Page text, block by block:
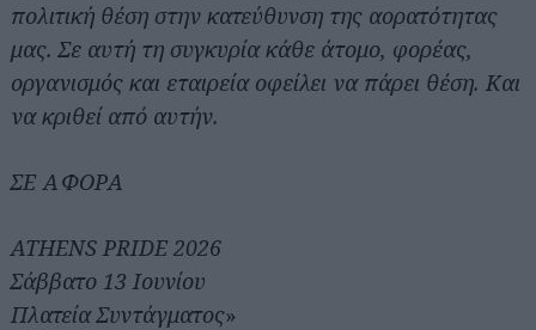
πολιτική θέση στην κατεύθυνση της αορατότητας
μας. Σε αυτή τη συγκυρία κάθε άτομο, φορέας,
οργανισμός και εταιρεία οφείλει να πάρει θέση. Και
να κριθεί από αυτήν.
ΣΕ ΑΦΟΡΑ
ATHENS PRIDE 2026
Σάββατο 13 Ιουνίου
Πλατεία Συντάγματος»